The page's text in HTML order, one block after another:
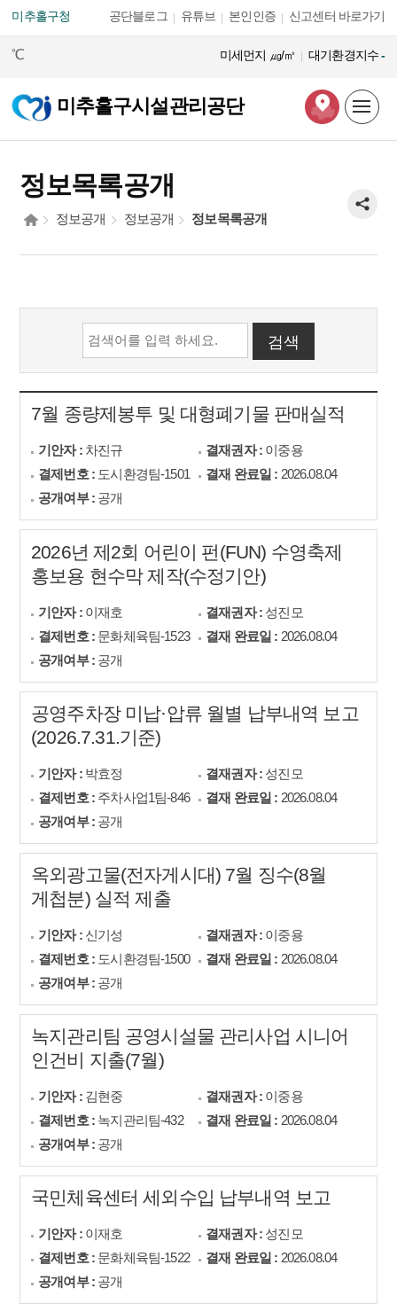
본문 바로가기
미추홀구시설관리공단
미추홀구청 공단블로그 유튜브 본인인증 신고센터 바로가기
℃ 미세먼지 ㎍/㎥ 대기환경지수-
정보목록공개
정보공개 정보공개 정보목록공개
7월 종량제봉투 및 대형폐기물 판매실적
기안자 : 차진규 결재권자 : 이중용
결제번호 : 도시환경팀-1501 결재 완료일 : 2026.08.04
공개여부 : 공개
2026년 제2회 어린이 펀(FUN) 수영축제
홍보용 현수막 제작(수정기안)
기안자 : 이재호 결재권자 : 성진모
결제번호 : 문화체육팀-1523 결재 완료일 : 2026.08.04
공개여부 : 공개
공영주차장 미납·압류 월별 납부내역 보고
(2026.7.31.기준)
기안자 : 박효정 결재권자 : 성진모
결제번호 : 주차사업1팀-846 결재 완료일 : 2026.08.04
공개여부 : 공개
옥외광고물(전자게시대) 7월 징수(8월
게첩분) 실적 제출
기안자 : 신기성 결재권자 : 이중용
결제번호 : 도시환경팀-1500 결재 완료일 : 2026.08.04
공개여부 : 공개
녹지관리팀 공영시설물 관리사업 시니어
인건비 지출(7월)
기안자 : 김현중 결재권자 : 이중용
결제번호 : 녹지관리팀-432 결재 완료일 : 2026.08.04
공개여부 : 공개
국민체육센터 세외수입 납부내역 보고
기안자 : 이재호 결재권자 : 성진모
결제번호 : 문화체육팀-1522 결재 완료일 : 2026.08.04
공개여부 : 공개